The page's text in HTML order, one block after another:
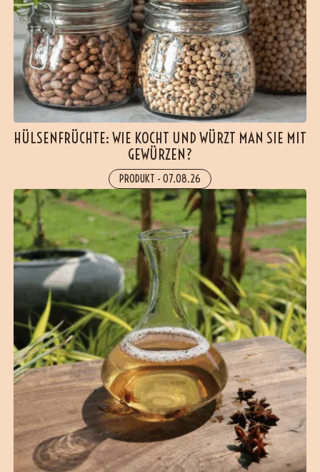
HÜLSENFRÜCHTE: WIE KOCHT UND WÜRZT MAN SIE MIT
GEWÜRZEN?
PRODUKT - 07.08.26